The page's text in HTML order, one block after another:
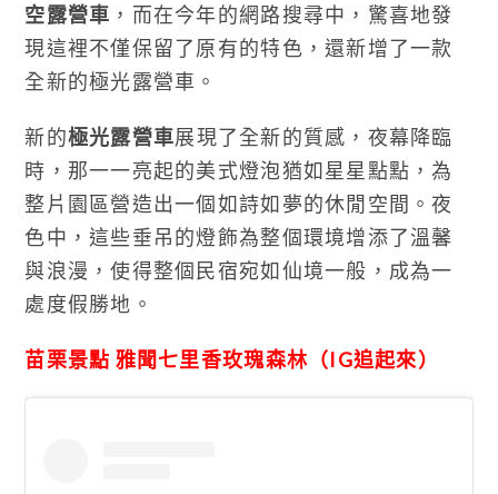
空露營車 ，而在今年的網路搜尋中，驚喜地發
現這裡不僅保留了原有的特色，還新增了一款
全新的極光露營車。
新的極光露營車展現了全新的質感，夜幕降臨
時，那一一亮起的美式燈泡猶如星星點點，為
整片園區營造出一個如詩如夢的休閒空間。夜
色中，這些垂吊的燈飾為整個環境增添了溫馨
與浪漫，使得整個民宿宛如仙境一般，成為一
處度假勝地。
苗栗景點 雅聞七里香玫瑰森林（IG追起來）